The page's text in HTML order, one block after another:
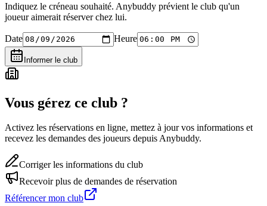
Indiquez le créneau souhaité. Anybuddy prévient le club qu'un
joueur aimerait réserver chez lui.
Date Heure
Informer le club
Vous gérez ce club ?
Activez les réservations en ligne, mettez à jour vos informations et
recevez les demandes des joueurs depuis Anybuddy.
Corriger les informations du club
Recevoir plus de demandes de réservation
Référencer mon club